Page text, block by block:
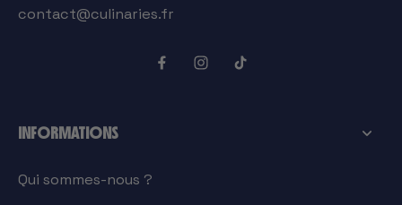
contact@culinaries.fr
INFORMATIONS
Qui sommes-nous ?